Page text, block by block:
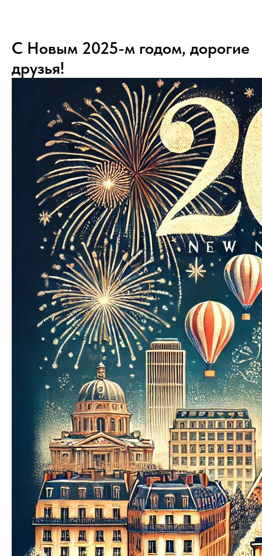
С Новым 2025-м годом, дорогие
друзья!